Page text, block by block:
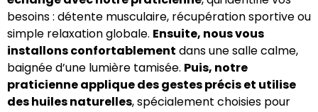
besoins : détente musculaire, récupération sportive ou
simple relaxation globale. Ensuite, nous vous
installons confortablement dans une salle calme,
baignée d’une lumière tamisée. Puis, notre
praticienne applique des gestes précis et utilise
des huiles naturelles, spécialement choisies pour